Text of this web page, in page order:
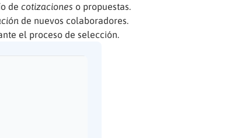
de cotizaciones o propuestas.
de nuevos colaboradores.
el proceso de selección.